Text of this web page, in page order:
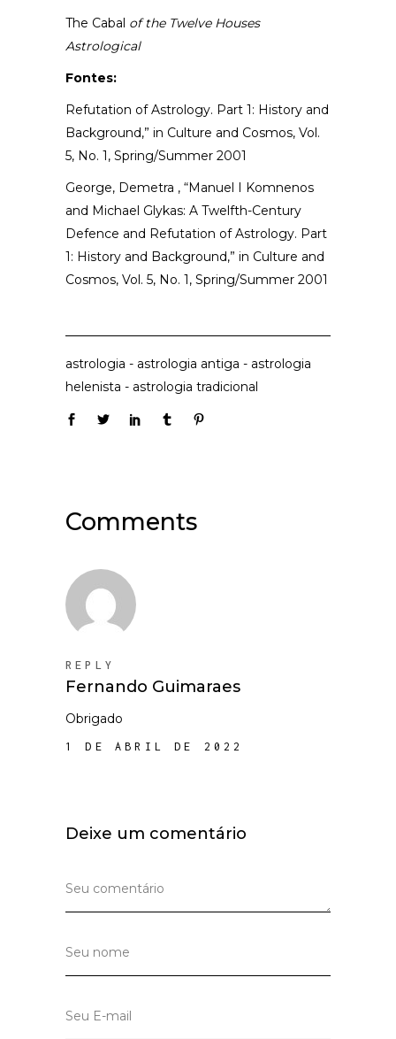
The Cabal of the Twelve Houses
Astrological
Fontes:
Refutation of Astrology. Part 1: History and
Background,” in Culture and Cosmos, Vol.
5, No. 1, Spring/Summer 2001
George, Demetra , “Manuel I Komnenos
and Michael Glykas: A Twelfth-Century
Defence and Refutation of Astrology. Part
1: History and Background,” in Culture and
Cosmos, Vol. 5, No. 1, Spring/Summer 2001
astrologia - astrologia antiga - astrologia
helenista - astrologia tradicional
Comments
REPLY
Fernando Guimaraes
Obrigado
1 DE ABRIL DE 2022
Deixe um comentário